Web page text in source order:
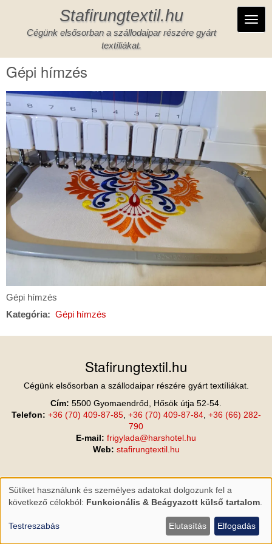
tartalomra
Stafirungtextil.hu
Cégünk elsősorban a szállodaipar részére gyárt
textíliákat.
Gépi hímzés
Gépi
hímzés
Gépi hímzés
Kategória
Gépi hímzés
Stafirungtextil.hu
Cégünk elsősorban a szállodaipar részére gyárt textíliákat.
Cím: 5500 Gyomaendrőd, Hősök útja 52-54.
Telefon: +36 (70) 409-87-85, +36 (70) 409-87-84, +36 (66) 282-
790
E-mail: frigylada@harshotel.hu
Web: stafirungtextil.hu
Személyes
és
Sütiket használunk és személyes adatokat dolgozunk fel a
következő célokból: Funkcionális & Beágyazott külső tartalom
Testreszabás Elutasítás Elfogadás